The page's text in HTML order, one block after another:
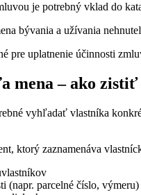
je potrebný vklad do
bývania a užívania
pre uplatnenie účinnosti
mena – ako
vyhľadať vlastníka
ktorý zaznamenáva
(napr. parcelné číslo, výmeru)